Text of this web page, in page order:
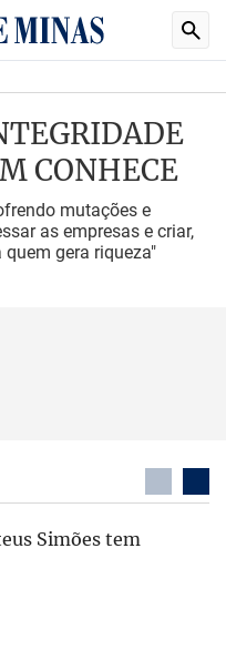
CONHECE
mutações e
as empresas e criar,
gera riqueza"
Simões tem